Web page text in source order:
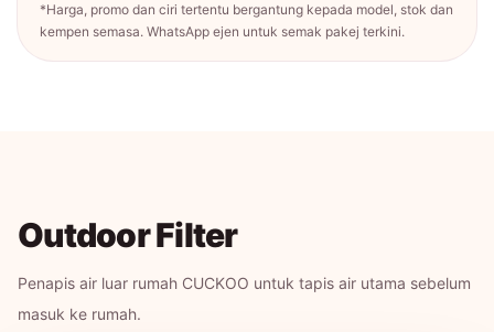
*Harga, promo dan ciri tertentu bergantung kepada model, stok dan
kempen semasa. WhatsApp ejen untuk semak pakej terkini.
Outdoor Filter
Penapis air luar rumah CUCKOO untuk tapis air utama sebelum
masuk ke rumah.